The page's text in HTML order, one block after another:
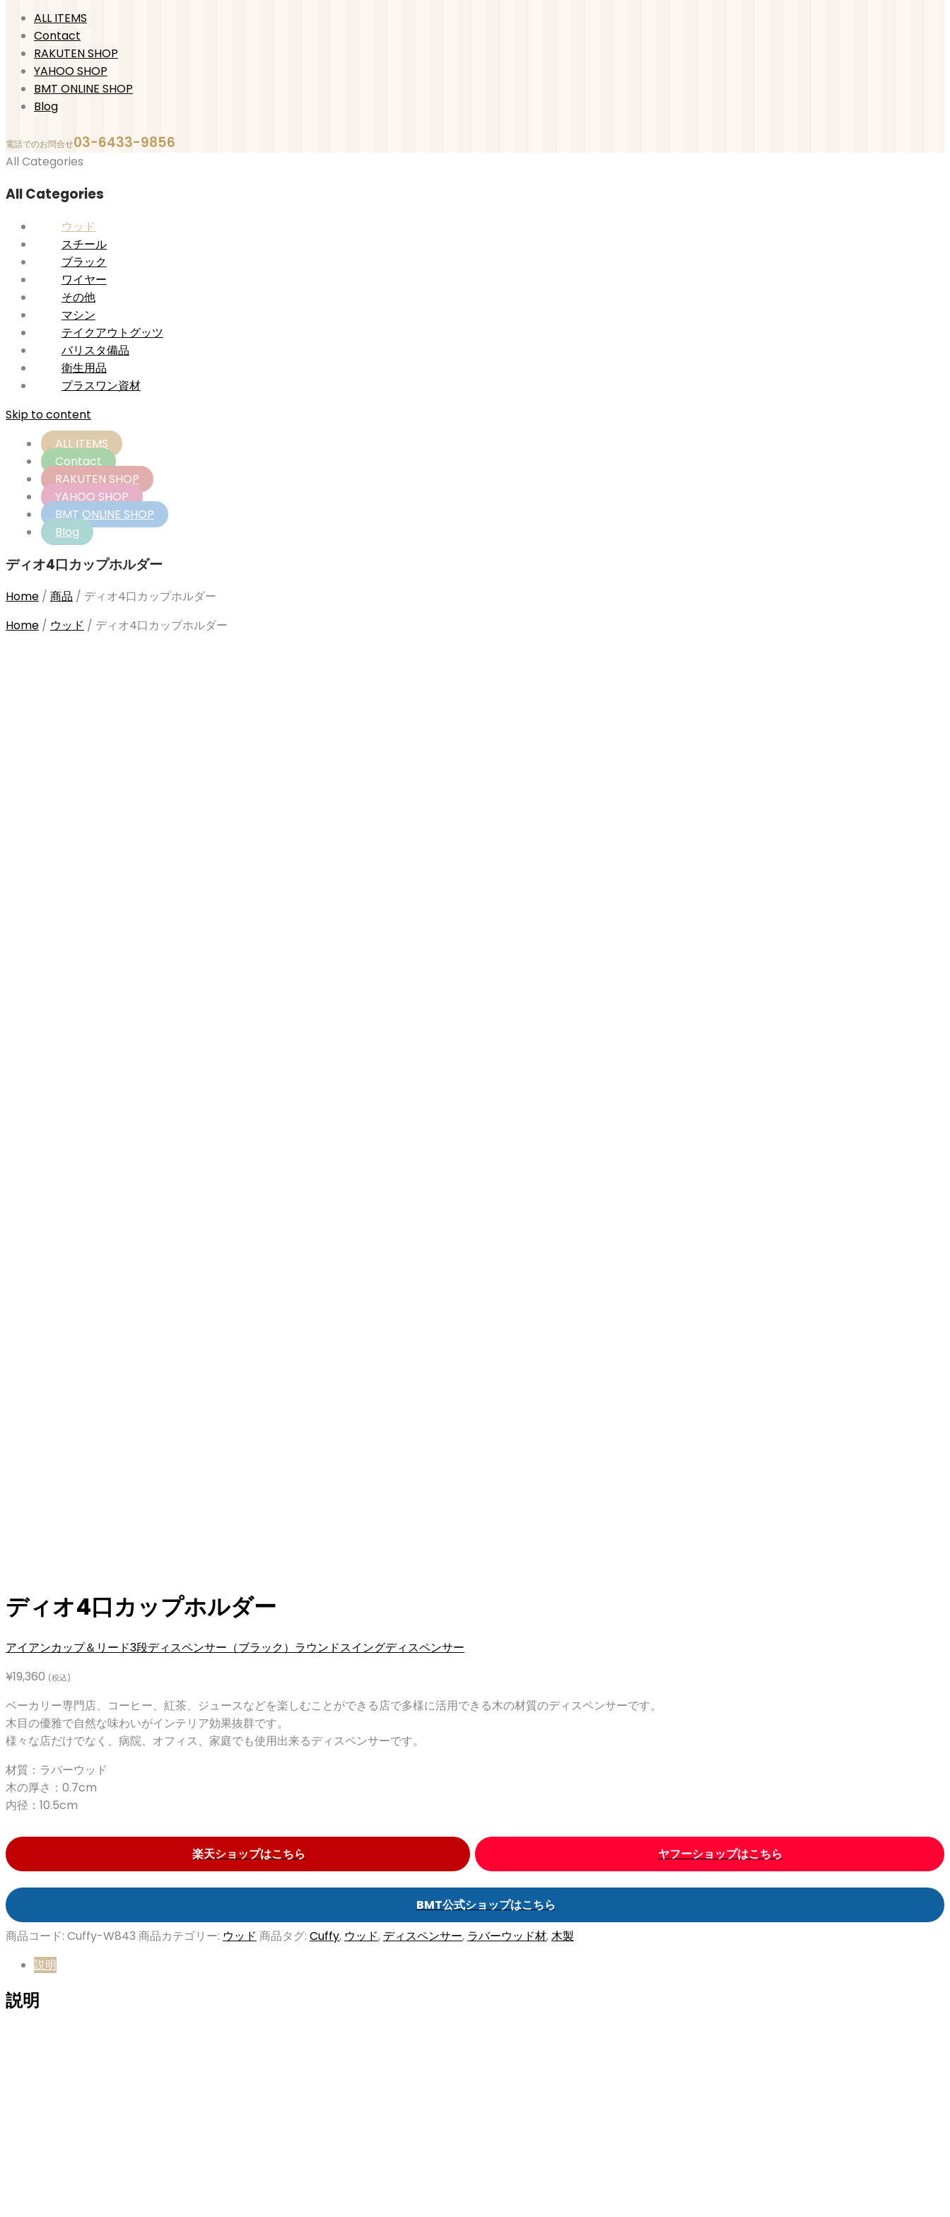
ALL ITEMS
Contact
RAKUTEN SHOP
YAHOO SHOP
BMT ONLINE SHOP
Blog
電話でのお問合せ03-6433-9856
All Categories
All Categories
ウッド
スチール
ブラック
ワイヤー
その他
マシン
テイクアウトグッツ
バリスタ備品
衛生用品
プラスワン資材
Skip to content
ALL ITEMS
Contact
RAKUTEN SHOP
YAHOO SHOP
BMT ONLINE SHOP
Blog
ディオ4口カップホルダー
Home / 商品 / ディオ4口カップホルダー
Home / ウッド / ディオ4口カップホルダー
ディオ4口カップホルダー
アイアンカップ＆リード3段ディスペンサー（ブラック） ラウンドスイングディスペンサー
¥19,360 (税込)
ベーカリー専門店、コーヒー、紅茶、ジュースなどを楽しむことができる店で多様に活用できる木の材質のディスペンサーです。
木目の優雅で自然な味わいがインテリア効果抜群です。
様々な店だけでなく、病院、オフィス、家庭でも使用出来るディスペンサーです。
材質：ラバーウッド
木の厚さ：0.7cm
内径：10.5cm
楽天ショップはこちら ヤフーショップはこちら
BMT公式ショップはこちら
商品コード: Cuffy-W843 商品カテゴリー: ウッド 商品タグ: Cuffy, ウッド, ディスペンサー, ラバーウッド材,木製
説明
説明